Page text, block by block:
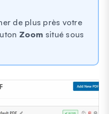
de plus près votre
Zoom situé sous